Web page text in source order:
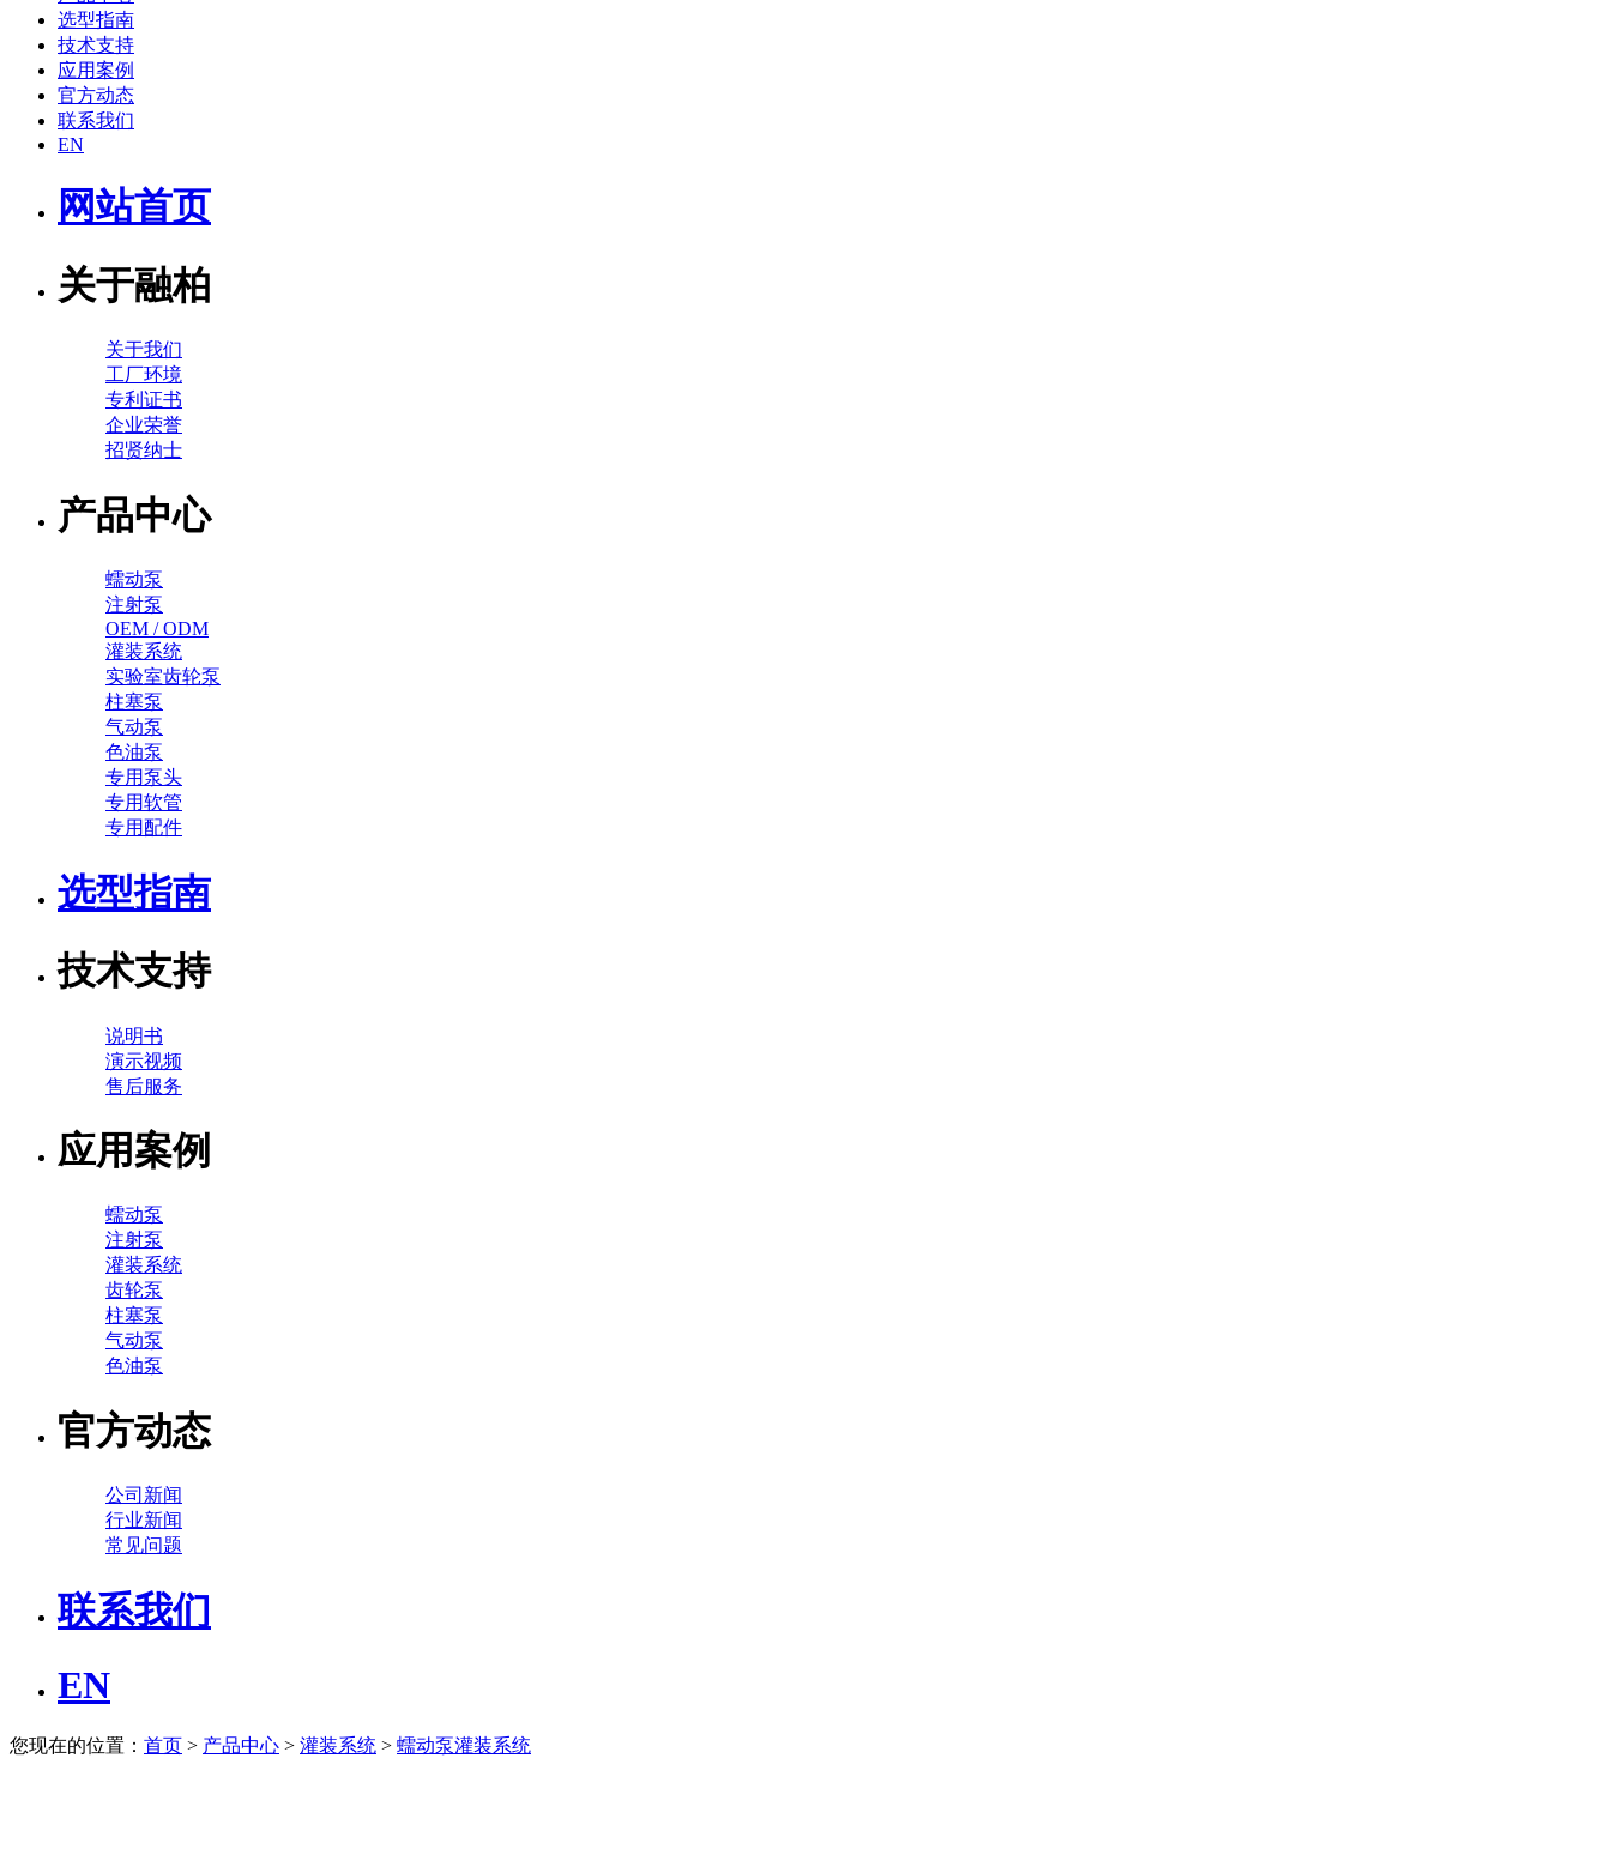
选型指南
技术支持
应用案例
官方动态
联系我们
EN
网站首页
关于融柏
关于我们
工厂环境
专利证书
企业荣誉
招贤纳士
产品中心
蠕动泵
注射泵
OEM / ODM
灌装系统
实验室齿轮泵
柱塞泵
气动泵
色油泵
专用泵头
专用软管
专用配件
选型指南
技术支持
说明书
演示视频
售后服务
应用案例
蠕动泵
注射泵
灌装系统
齿轮泵
柱塞泵
气动泵
色油泵
官方动态
公司新闻
行业新闻
常见问题
联系我们
EN
您现在的位置： 首页 > 产品中心 > 灌装系统 > 蠕动泵灌装系统